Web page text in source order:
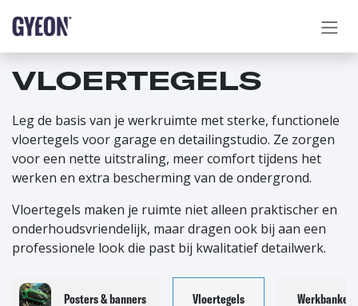
VLOERTEGELS
Leg de basis van je werkruimte met sterke, functionele
vloertegels voor garage en detailingstudio. Ze zorgen
voor een nette uitstraling, meer comfort tijdens het
werken en extra bescherming van de ondergrond.
Vloertegels maken je ruimte niet alleen praktischer en
onderhoudsvriendelijk, maar dragen ook bij aan een
professionele look die past bij kwalitatief detailwerk.
Posters & banners Vloertegels Werkbanken